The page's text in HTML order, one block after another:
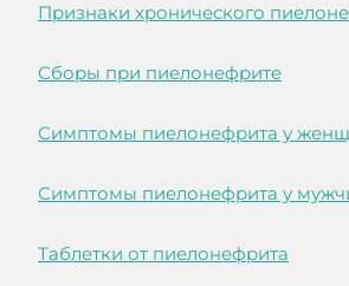
Признаки хронического
Сборы при пиелонефрите
Симптомы пиелонефрита у
Симптомы пиелонефрита у
Таблетки от пиелонефрита